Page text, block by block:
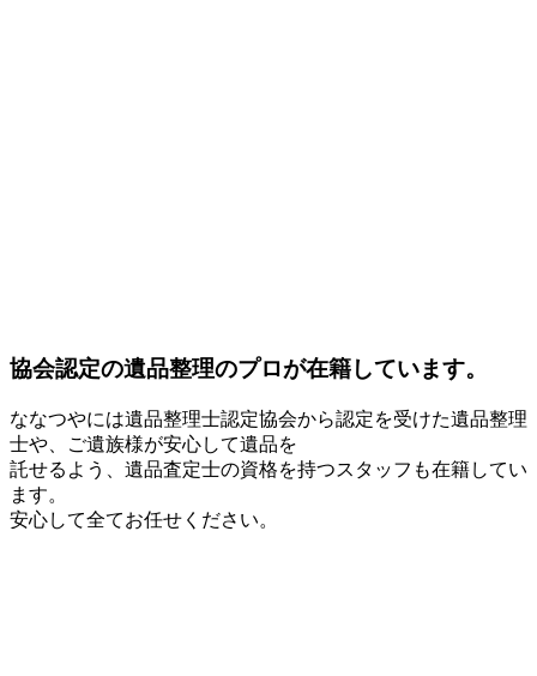
協会認定の遺品整理のプロが在籍しています。
ななつやには遺品整理士認定協会から認定を受けた遺品整理
士や、ご遺族様が安心して遺品を
託せるよう、遺品査定士の資格を持つスタッフも在籍してい
ます。
安心して全てお任せください。